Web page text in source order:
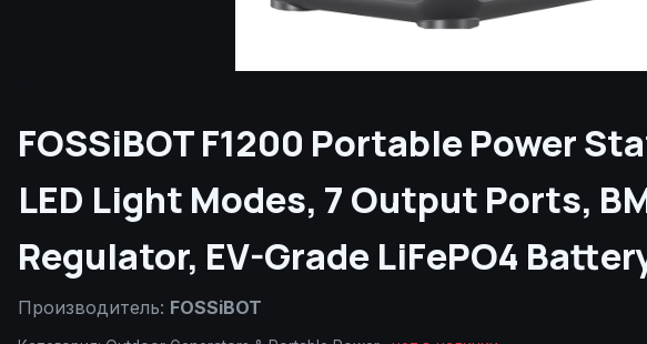
FOSSiBOT F1200 Portable Power
LED Light Modes, 7 Output Ports,
Regulator, EV-Grade LiFePO4
Производитель: FOSSiBOT